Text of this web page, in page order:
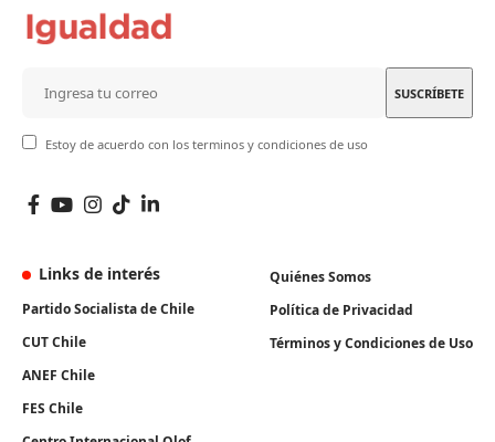
Estoy de acuerdo con los terminos y condiciones de uso
Links de interés
Partido Socialista de Chile
CUT Chile
ANEF Chile
FES Chile
Quiénes Somos
Política de Privacidad
Términos y Condiciones de Uso